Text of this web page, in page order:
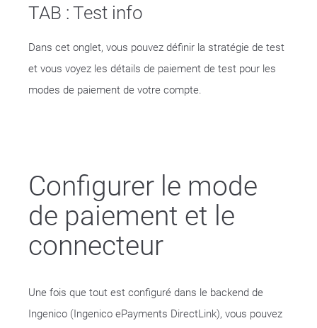
TAB : Test info
Dans cet onglet, vous pouvez définir la stratégie de test
et vous voyez les détails de paiement de test pour les
modes de paiement de votre compte.
Configurer le mode
de paiement et le
connecteur
Une fois que tout est configuré dans le backend de
Ingenico (Ingenico ePayments DirectLink), vous pouvez